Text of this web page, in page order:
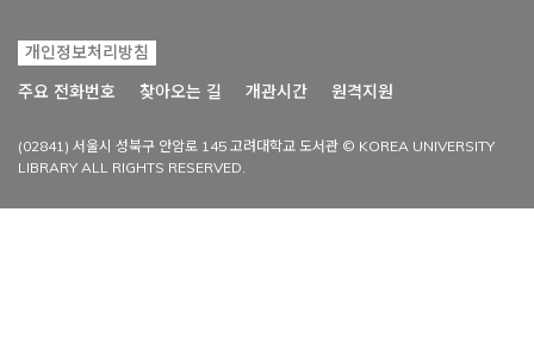
개인정보처리방침
주요 전화번호
찾아오는 길 개관시간 원격지원
(02841) 서울시 성북구 안암로 145 고려대학교 도서관 © KOREA UNIVERSITY
LIBRARY ALL RIGHTS RESERVED.